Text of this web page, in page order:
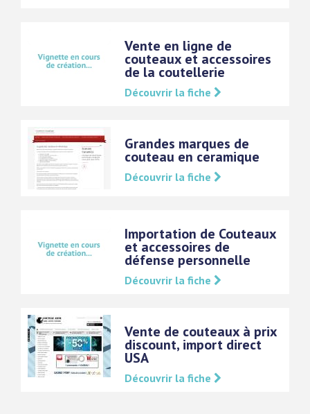
Vente en ligne de
couteaux et accessoires
de la coutellerie
Découvrir la fiche
Grandes marques de
couteau en ceramique
Découvrir la fiche
Importation de Couteaux
et accessoires de
défense personnelle
Découvrir la fiche
Vente de couteaux à prix
discount, import direct
USA
Découvrir la fiche